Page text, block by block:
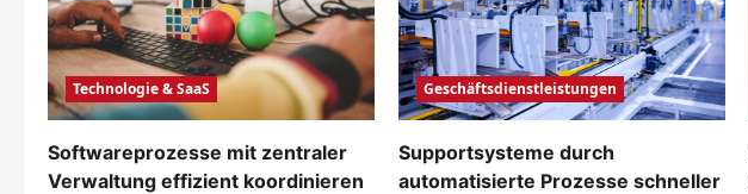
Technologie & SaaS
Softwareprozesse mit zentraler
Verwaltung effizient koordinieren
Geschäftsdienstleistungen
Supportsysteme durch
automatisierte Prozesse schneller